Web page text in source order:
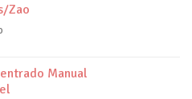
Zao
Manual